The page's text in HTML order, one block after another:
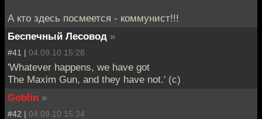
А кто здесь посмеется - коммунист!!!
Беспечный Лесовод »
#41 | 04.09.10 15:28
'Whatever happens, we have got
The Maxim Gun, and they have not.' (с)
Goblin »
#42 | 04.09.10 15:34